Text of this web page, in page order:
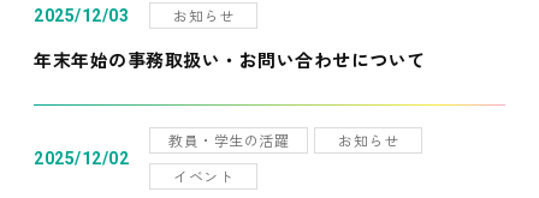
2025/12/03 お知らせ
年末年始の事務取扱い・お問い合わせについて
2025/12/02
教員・学生の活躍
お知らせ
イベント